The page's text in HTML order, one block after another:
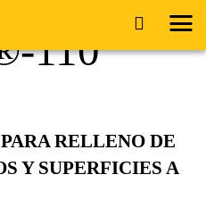
110
RELLENO DE
Y SUPERFICIES A